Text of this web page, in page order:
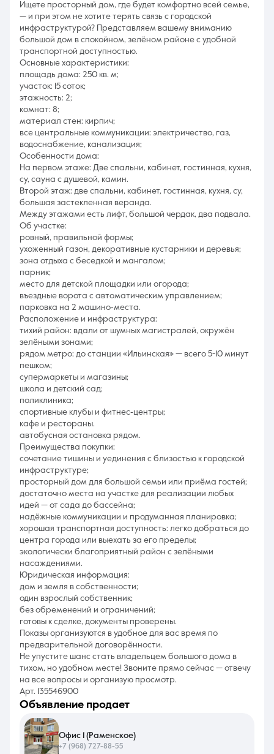
Ищете просторный дом, где будет комфортно всей семье,
— и при этом не хотите терять связь с городской
инфраструктурой? Представляем вашему вниманию
большой дом в спокойном, зелёном районе с удобной
транспортной доступностью.
Основные характеристики:
площадь дома: 250 кв. м;
участок: 15 соток;
этажность: 2;
комнат: 8;
материал стен: кирпич;
все центральные коммуникации: электричество, газ,
водоснабжение, канализация;
Особенности дома:
На первом этаже: Две спальни, кабинет, гостинная, кухня,
су, сауна с душевой, камин.
Второй этаж: две спальни, кабинет, гостинная, кухня, су,
большая застекленная веранда.
Между этажами есть лифт, большой чердак, два подвала.
Об участке:
ровный, правильной формы;
ухоженный газон, декоративные кустарники и деревья;
зона отдыха с беседкой и мангалом;
парник;
место для детской площадки или огорода;
въездные ворота с автоматическим управлением;
парковка на 2 машино‑места.
Расположение и инфраструктура:
тихий район: вдали от шумных магистралей, окружён
зелёными зонами;
рядом метро: до станции «Ильинская» — всего 5-10 минут
пешком;
супермаркеты и магазины;
школа и детский сад;
поликлиника;
спортивные клубы и фитнес‑центры;
кафе и рестораны.
автобусная остановка рядом.
Преимущества покупки:
сочетание тишины и уединения с близостью к городской
инфраструктуре;
просторный дом для большой семьи или приёма гостей;
достаточно места на участке для реализации любых
идей — от сада до бассейна;
надёжные коммуникации и продуманная планировка;
хорошая транспортная доступность: легко добраться до
центра города или выехать за его пределы;
экологически благоприятный район с зелёными
насаждениями.
Юридическая информация:
дом и земля в собственности;
один взрослый собственник;
без обременений и ограничений;
готовы к сделке, документы проверены.
Показы организуются в удобное для вас время по
предварительной договорённости.
Не упустите шанс стать владельцем большого дома в
тихом, но удобном месте! Звоните прямо сейчас — отвечу
на все вопросы и организую просмотр.
Арт. 135546900
объявление продает
Офис 1 (Раменское)
+7 (968) 727-88-55